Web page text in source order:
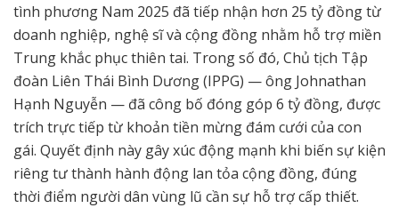
tình phương Nam 2025 đã tiếp nhận hơn 25 tỷ đồng từ
doanh nghiệp, nghệ sĩ và cộng đồng nhằm hỗ trợ miền
Trung khắc phục thiên tai. Trong số đó, Chủ tịch Tập
đoàn Liên Thái Bình Dương (IPPG) — ông Johnathan
Hạnh Nguyễn — đã công bố đóng góp 6 tỷ đồng, được
trích trực tiếp từ khoản tiền mừng đám cưới của con
gái. Quyết định này gây xúc động mạnh khi biến sự kiện
riêng tư thành hành động lan tỏa cộng đồng, đúng
thời điểm người dân vùng lũ cần sự hỗ trợ cấp thiết.